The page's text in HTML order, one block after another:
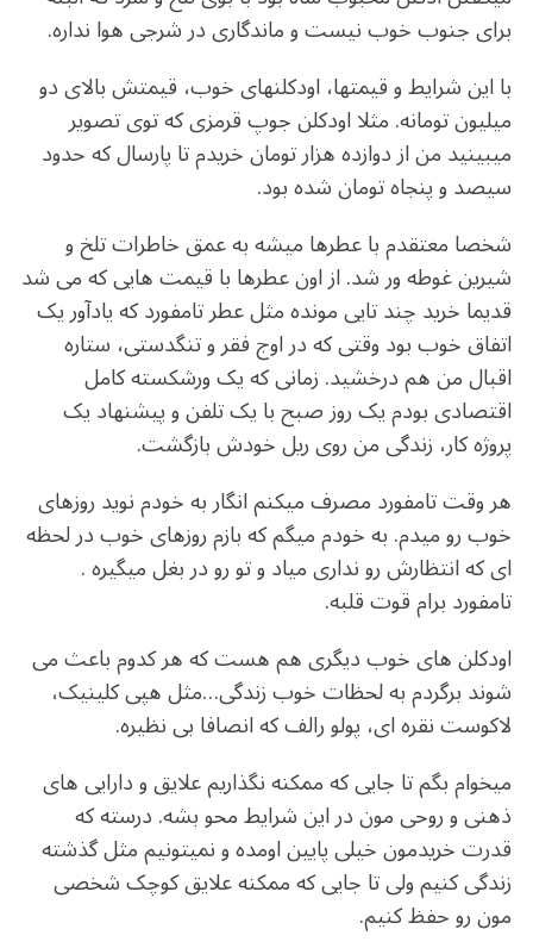
برای جنوب خوب نیست و ماندگاری در شرجی هوا نداره.
با این شرایط و قیمتها، اودکلنهای خوب، قیمتش بالای دو
میلیون تومانه. مثلا اودکلن جوپ قرمزی که توی تصویر
میبینید من از دوازده هزار تومان خریدم تا پارسال که حدود
سیصد و پنجاه تومان شده بود.
شخصا معتقدم با عطرها میشه به عمق خاطرات تلخ و
شیرین غوطه ور شد. از اون عطرها با قیمت هایی که می شد
قدیما خرید چند تایی مونده مثل عطر تامفورد که یادآور یک
اتفاق خوب بود وقتی که در اوج فقر و تنگدستی، ستاره
اقبال من هم درخشید. زمانی که یک ورشکسته کامل
اقتصادی بودم یک روز صبح با یک تلفن و پیشنهاد یک
پروژه کار، زندگی من روی ریل خودش بازگشت.
هر وقت تامفورد مصرف میکنم انگار به خودم نوید روزهای
خوب رو میدم. به خودم میگم که بازم روزهای خوب در لحظه
ای که انتظارش رو نداری میاد و تو رو در بغل میگیره .
تامفورد برام قوت قلبه.
اودکلن های خوب دیگری هم هست که هر کدوم باعث می
شوند برگردم به لحظات خوب زندگی…مثل هپی کلینیک،
لاکوست نقره ای، پولو رالف که انصافا بی نظیره.
میخوام بگم تا جایی که ممکنه نگذاریم علایق و دارایی های
ذهنی و روحی مون در این شرایط محو بشه. درسته که
قدرت خریدمون خیلی پایین اومده و نمیتونیم مثل گذشته
زندگی کنیم ولی تا جایی که ممکنه علایق کوچک شخصی
مون رو حفظ کنیم.